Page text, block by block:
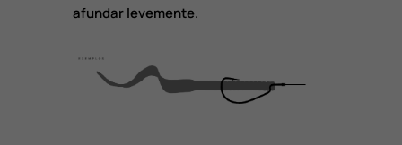
afundar levemente.